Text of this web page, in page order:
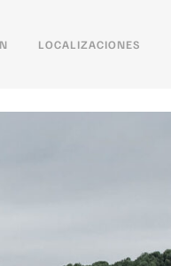
LOCALIZACIONES